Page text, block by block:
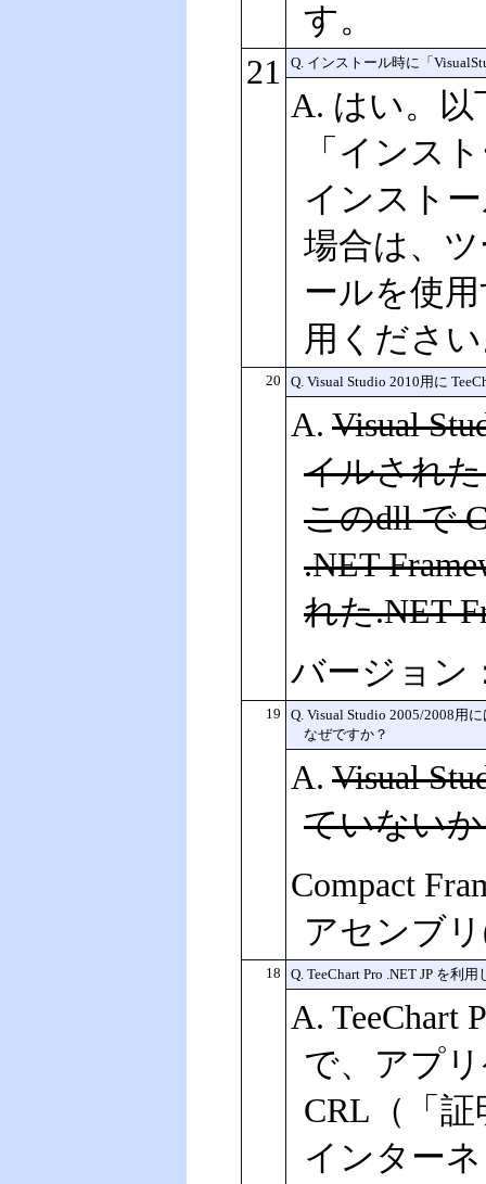
す。
21
Q. インストール時に「
A. はい。以
「インス
インスト
場合は、
ールを使
用くださ
20 Q. Visual Studio 2010用に
A. Visual
イルされ
このdll で
.NET
れた.NET
バージョン
19
Q. Visual Studio 2005/2008用
なぜですか？
A. Visual
ていない
Compact
アセンブ
18 Q. TeeChart Pro .NET JP を
A.
で、アプ
CRL（「
インター